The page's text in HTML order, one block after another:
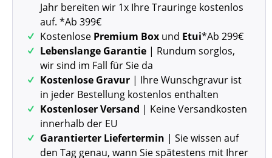
Jahr bereiten wir 1x Ihre Trauringe kostenlos
auf. *Ab 399€
Kostenlose Premium Box und Etui*Ab 299€
Lebenslange Garantie | Rundum sorglos,
wir sind im Fall für Sie da
Kostenlose Gravur | Ihre Wunschgravur ist
in jeder Bestellung kostenlos enthalten
Kostenloser Versand | Keine Versandkosten
innerhalb der EU
Garantierter Liefertermin | Sie wissen auf
den Tag genau, wann Sie spätestens mit Ihrer